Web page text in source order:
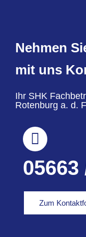
Nehmen
mit uns
Ihr SHK
Rotenburg a. d.
05663
Zum